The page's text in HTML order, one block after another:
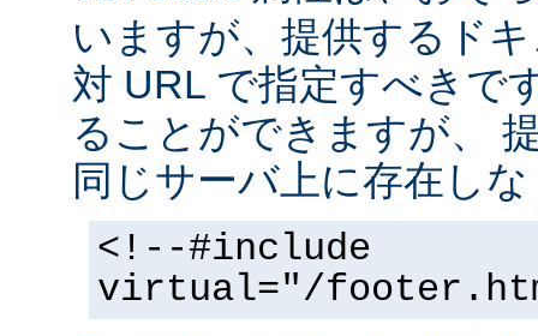
いますが、提供するド
対 URL で指定すべきで
ることができますが、
同じサーバ上に存在し
<!--#include
virtual="/